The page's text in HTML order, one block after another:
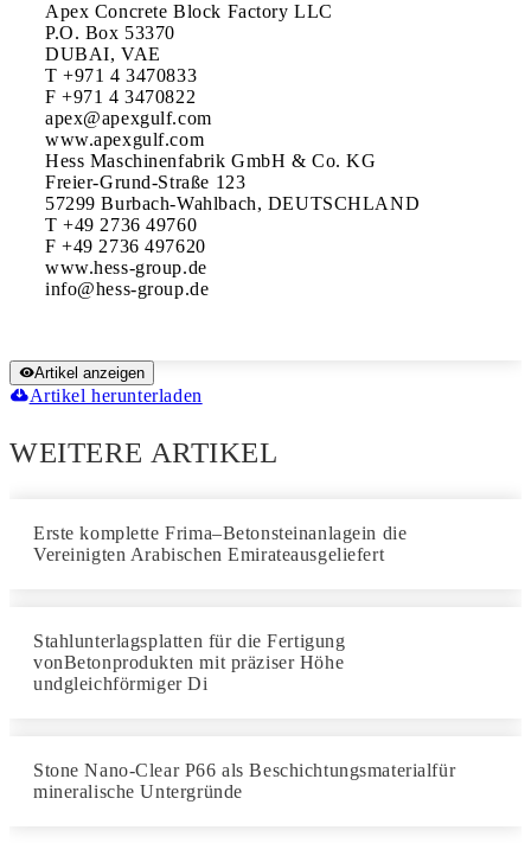
Apex Concrete Block Factory LLC
P.O. Box 53370
DUBAI, VAE
T +971 4 3470833
F +971 4 3470822
apex@apexgulf.com
www.apexgulf.com
Hess Maschinenfabrik GmbH & Co. KG
Freier-Grund-Straße 123
57299 Burbach-Wahlbach, DEUTSCHLAND
T +49 2736 49760
F +49 2736 497620
www.hess-group.de
Artikel anzeigen
Artikel herunterladen
WEITERE ARTIKEL
Erste komplette Frima–Betonsteinanlagein die
Vereinigten Arabischen Emirateausgeliefert
Stahlunterlagsplatten für die Fertigung
vonBetonprodukten mit präziser Höhe
undgleichförmiger Di
Stone Nano-Clear P66 als Beschichtungsmaterialfür
mineralische Untergründe